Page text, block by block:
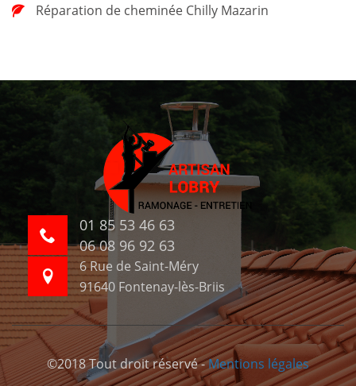
Réparation de cheminée Chilly Mazarin
01 85 53 46 63
06 08 96 92 63
6 Rue de Saint-Méry
91640 Fontenay-lès-Briis
©2018 Tout droit réservé -Mentions légales